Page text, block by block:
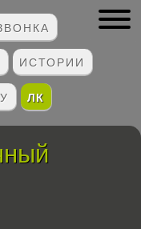
ИСТОРИИ
ЛК